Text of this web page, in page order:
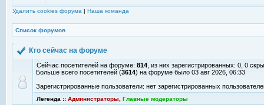
Удалить cookies форума | Наша команда
Список форумов
Кто сейчас на форуме
Сейчас посетителей на форуме: 814 , из них зарегистрированных: 0, 0
Больше всего посетителей (3614) на форуме было 03 авг 2026, 06:33
Зарегистрированные пользователи: нет зарегистрированных
Легенда :: Администраторы Главные модераторы